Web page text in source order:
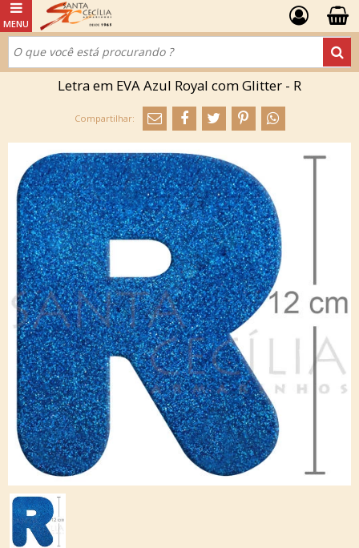
Letra em EVA Azul Royal com Glitter - R